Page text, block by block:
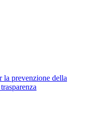
la prevenzione della